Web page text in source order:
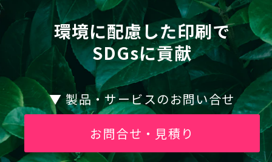
個人情報の開示等について
個人情報の開示等についてはプライバシーポ
リシーをご覧ください。
山藤三陽印刷株式会社 個人情報保護管理
者：総務・経理部
環境に配慮した印刷で
SDGsに貢献
▼ 製品・サービスのお問い合せ
お問合せ・見積り